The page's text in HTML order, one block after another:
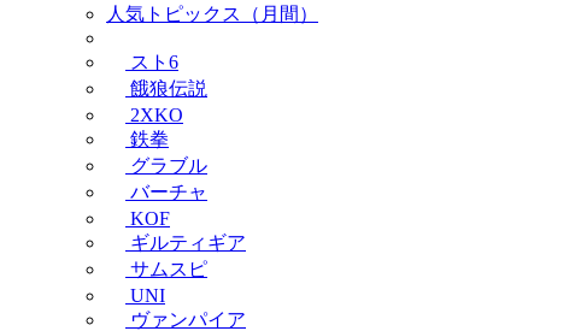
人気トピックス（月間）
スト6
餓狼伝説
2XKO
鉄拳
グラブル
バーチャ
KOF
ギルティギア
サムスピ
UNI
ヴァンパイア